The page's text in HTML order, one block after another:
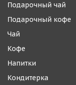
Подарочный чай
Подарочный кофе
Чай
Кофе
Напитки
Кондитерка